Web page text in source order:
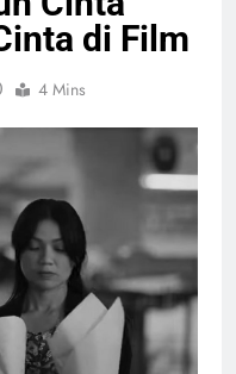
di Film
4 Mins